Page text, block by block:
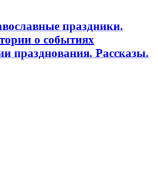
праздники.
о событиях
празднования. Рассказы.